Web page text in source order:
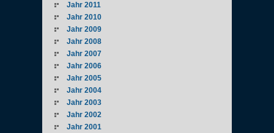
Jahr 2011
Jahr 2010
Jahr 2009
Jahr 2008
Jahr 2007
Jahr 2006
Jahr 2005
Jahr 2004
Jahr 2003
Jahr 2002
Jahr 2001